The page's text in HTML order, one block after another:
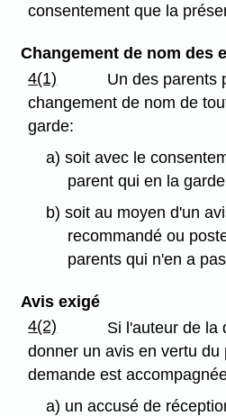
consentement que la
Changement de nom des
4(1)
Un des parents
changement de nom de
garde:
a) soit avec le
parent qui en la
b) soit au moyen d'un
recommandé ou
parents qui n'en a
Avis exigé
4(2)
Si l'auteur de la
donner un avis en vertu du
demande est
a) un accusé de